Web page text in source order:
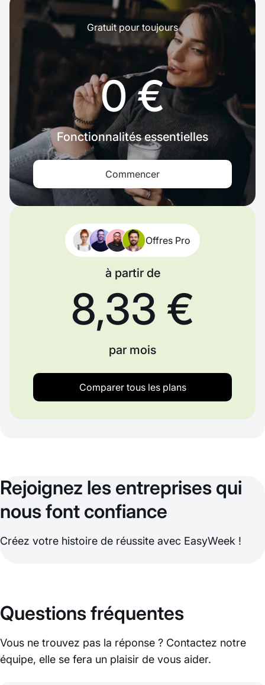
Gratuit pour toujours
0 €
Fonctionnalités essentielles
Commencer
Offres Pro
à partir de
8,33 €
par mois
Comparer tous les plans
Rejoignez les entreprises qui
nous font confiance
Créez votre histoire de réussite avec EasyWeek !
Questions fréquentes
Vous ne trouvez pas la réponse ? Contactez notre
équipe, elle se fera un plaisir de vous aider.